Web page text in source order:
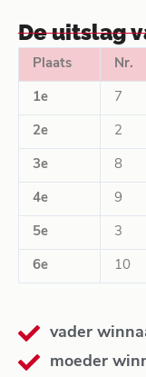
De uitslag
Plaats Nr.
1e 7
2e 2
3e 8
4e 9
5e 3
6e 10
vader
moeder